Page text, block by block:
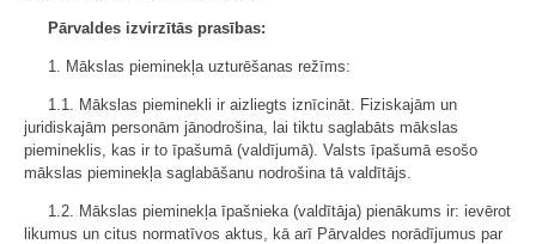
Pārvaldes izvirzītās prasības:
1. Mākslas pieminekļa uzturēšanas režīms:
1.1. Mākslas pieminekli ir aizliegts iznīcināt. Fiziskajām un
juridiskajām personām jānodrošina, lai tiktu saglabāts mākslas
piemineklis, kas ir to īpašumā (valdījumā). Valsts īpašumā esošo
mākslas pieminekļa saglabāšanu nodrošina tā valdītājs.
1.2. Mākslas pieminekļa īpašnieka (valdītāja) pienākums ir: ievērot
likumus un citus normatīvos aktus, kā arī Pārvaldes norādījumus par